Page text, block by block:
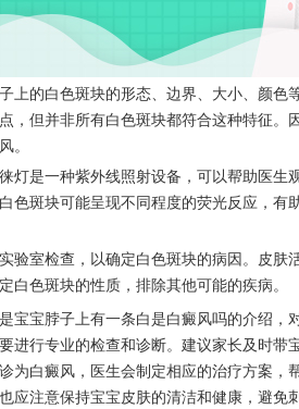
的白色斑块的形态、边界、大小、颜色
，但并非所有白色斑块都符合这种特征。
。
是一种紫外线照射设备，可以帮助医生
色斑块可能呈现不同程度的荧光反应，有
室检查，以确定白色斑块的病因。皮肤
白色斑块的性质，排除其他可能的疾病。
宝宝脖子上有一条白是白癜风吗的介绍，
进行专业的检查和诊断。建议家长及时带
为白癜风，医生会制定相应的治疗方案，
应注意保持宝宝皮肤的清洁和健康，避免